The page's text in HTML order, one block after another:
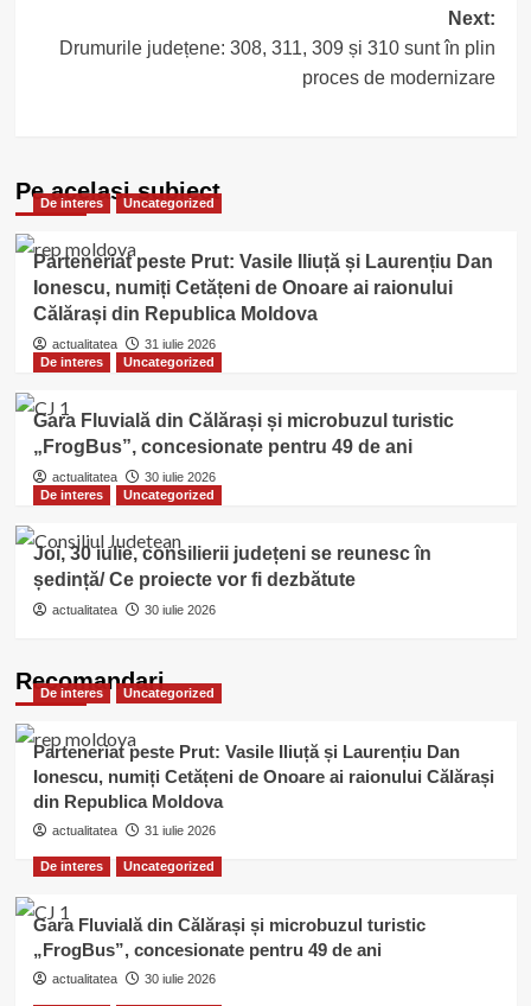
Next:
Drumurile județene: 308, 311, 309 și 310 sunt în plin
proces de modernizare
Pe acelasi subiect
De interes Uncategorized
Parteneriat peste Prut: Vasile Iliuță și Laurențiu Dan
Ionescu, numiți Cetățeni de Onoare ai raionului
Călărași din Republica Moldova
actualitatea
31 iulie 2026
De interes
Uncategorized
Gara Fluvială din Călărași și microbuzul turistic
„FrogBus”, concesionate pentru 49 de ani
actualitatea
30 iulie 2026
De interes
Uncategorized
Joi, 30 iulie, consilierii județeni se reunesc în
ședință/ Ce proiecte vor fi dezbătute
actualitatea 30 iulie 2026
Recomandari
De interes Uncategorized
Parteneriat peste Prut: Vasile Iliuță și Laurențiu Dan
Ionescu, numiți Cetățeni de Onoare ai raionului Călărași
din Republica Moldova
actualitatea 31 iulie 2026
De interes Uncategorized
Gara Fluvială din Călărași și microbuzul turistic
„FrogBus”, concesionate pentru 49 de ani
actualitatea 30 iulie 2026